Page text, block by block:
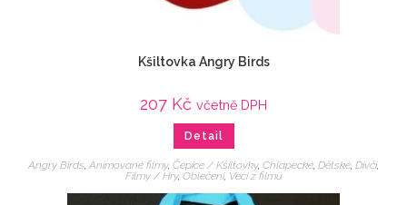
Kšiltovka Angry Birds
207 Kč včetně DPH
Detail
Angry Birds, Animované filmy, Čepice / Kšiltovky, Chlapecké, Dětské, Dívčí,
Filmy / Hry, Oblečení, Veci z filmu